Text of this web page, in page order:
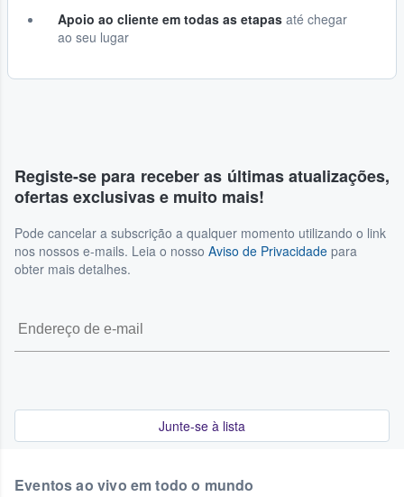
Apoio ao cliente em todas as etapas até chegar
ao seu lugar
Registe-se para receber as últimas atualizações,
ofertas exclusivas e muito mais!
Pode cancelar a subscrição a qualquer momento utilizando o link
nos nossos e-mails. Leia o nosso Aviso de Privacidade para
obter mais detalhes.
Junte-se à lista
Eventos ao vivo em todo o mundo